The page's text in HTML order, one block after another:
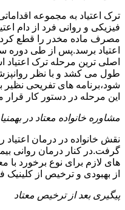
ترک اعتیاد به مجموعه
فیزیکی و روانی فرد از دام
مصرف ماده مخدر را قطع
اعتیاد برسد.پس از طی دوره
اصلی ترین مرحله ترک
طول می کشد و با نظر
شود،برنامه های تفریحی
این مرحله در دستور کار قرار
مشاوره خانواده معتاد در
نقش خانواده در درمان اعتیاد
گرفت.در کنار درمان روانی
های لازم برای نوع برخورد با
از بهبودی و ترخیص از کلینیک
پیگیری بعد از ترخیص معتاد